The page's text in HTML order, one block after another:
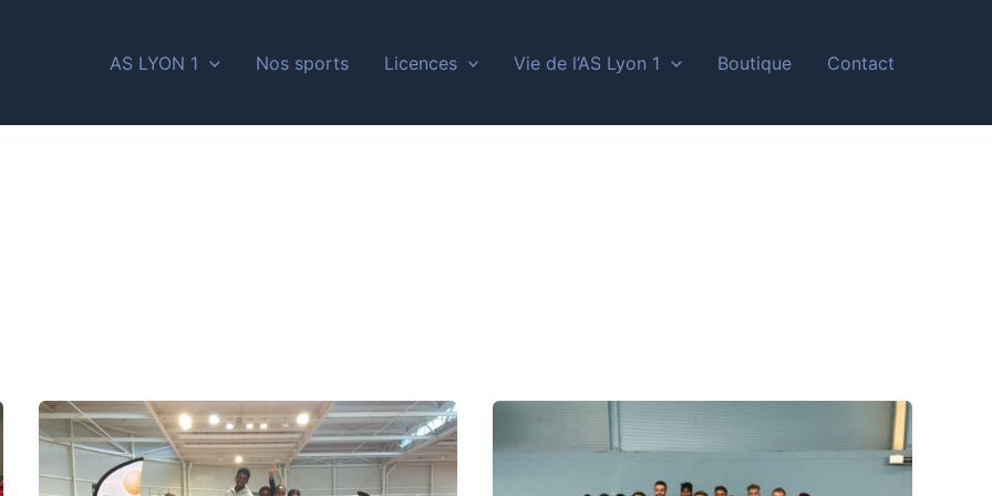
AS LYON 1 Nos sports Licences Vie de l’AS Lyon 1 Boutique Contact